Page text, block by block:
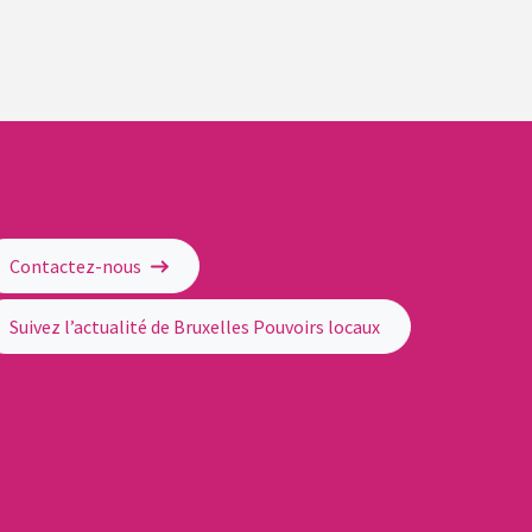
Contactez-nous
Suivez l’actualité de Bruxelles Pouvoirs locaux